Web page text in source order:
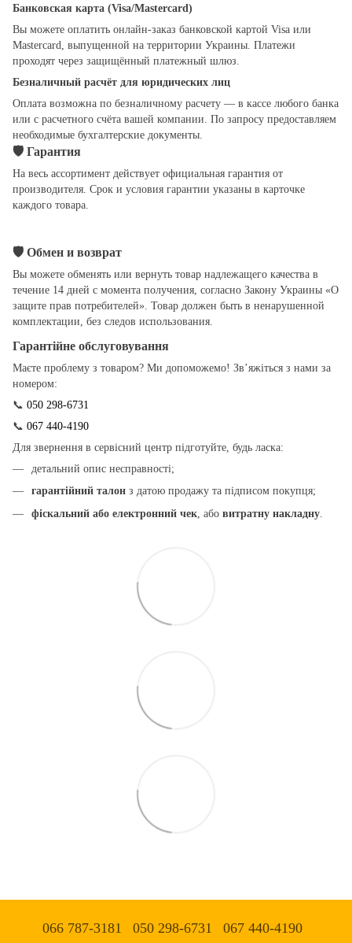
Банковская карта (Visa/Mastercard)
Вы можете оплатить онлайн-заказ банковской картой Visa или
Mastercard, выпущенной на территории Украины. Платежи
проходят через защищённый платежный шлюз.
Безналичный расчёт для юридических лиц
Оплата возможна по безналичному расчету — в кассе любого банка
или с расчетного счёта вашей компании. По запросу предоставляем
необходимые бухгалтерские документы.
🛡 Гарантия
На весь ассортимент действует официальная гарантия от
производителя. Срок и условия гарантии указаны в карточке
каждого товара.
🛡 Обмен и возврат
Вы можете обменять или вернуть товар надлежащего качества в
течение 14 дней с момента получения, согласно Закону Украины «О
защите прав потребителей». Товар должен быть в ненарушенной
комплектации, без следов использования.
Гарантійне обслуговування
Маєте проблему з товаром? Ми допоможемо! Зв’яжіться з нами за
номером:
📞 050 298-6731
📞 067 440-4190
Для звернення в сервісний центр підготуйте, будь ласка:
детальний опис несправності;
гарантійний талон з датою продажу та підписом покупця;
фіскальний або електронний чек , або витратну накладну
066 787-3181 050 298-6731 067 440-4190